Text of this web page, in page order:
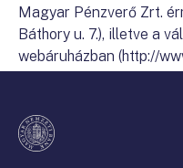
Magyar Pénzverő Zrt.
Báthory u. 7.), illetve a
webáruházban (http://